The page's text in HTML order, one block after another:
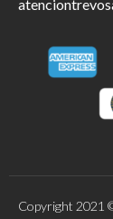
Copyright 2021